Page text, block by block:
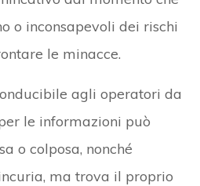
o inconsapevoli dei rischi
le minacce.
agli operatori da
le informazioni può
o colposa, nonché
ma trova il proprio